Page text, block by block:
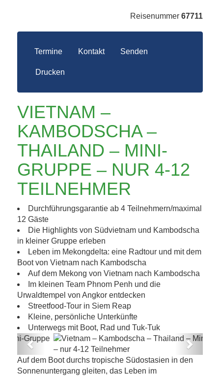
Reisenummer 67711
Termine Kontakt Senden
Drucken
VIETNAM –
KAMBODSCHA –
THAILAND – MINI-
GRUPPE – NUR 4-12
TEILNEHMER
Durchführungsgarantie ab 4 Teilnehmern/maximal
12 Gäste
Die Highlights von Südvietnam und Kambodscha
in kleiner Gruppe erleben
Leben im Mekongdelta: eine Radtour und mit dem
Boot von Vietnam nach Kambodscha
Auf dem Mekong von Vietnam nach Kambodscha
Im kleinen Team Phnom Penh und die
Urwaldtempel von Angkor entdecken
Streetfood-Tour in Siem Reap
Kleine, persönliche Unterkünfte
Unterwegs mit Boot, Rad und Tuk-Tuk
Vietnam – Kambodscha – Thailand –
Mini-Gruppe – nur 4-12 Teilnehmer
Previous Next
Auf dem Boot durchs tropische Südostasien in den
Sonnenuntergang gleiten, das Leben im